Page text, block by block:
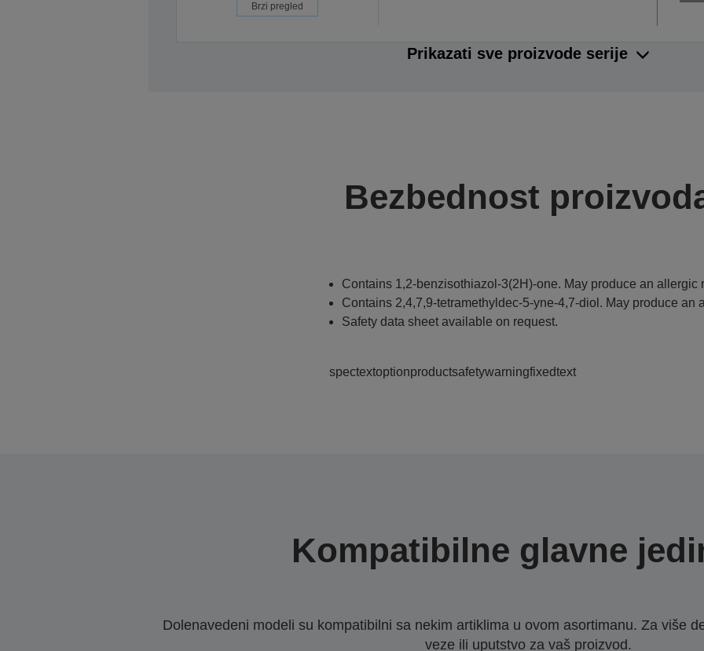
Brzi pregled
Prikazati sve proizvode serije
Bezbednost
Contains 1,2-benzisothiazol-3(2H)-one. May produce an allergic
Contains 2,4,7,9-tetramethyldec-5-yne-4,7-diol. May produce an
Safety data sheet available on request.
spectextoptionproductsafetywarningfixedtext
Kompatibilne glavne
Dolenavedeni modeli su kompatibilni sa nekim artiklima u ovom asortimanu. Za više
veze ili uputstvo za vaš proizvod.